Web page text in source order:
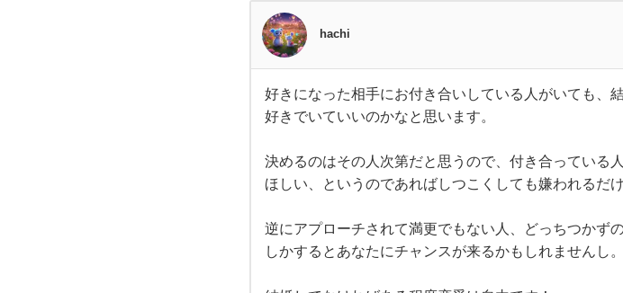
ま
っ
た経
験の
あ
る人
は
hachi
好き
にな
にお
付き
合い
いる
人が
いて
も、
好きになった相手にお付き合いしている人がいても、
好きでいていいのかなと思います。
決めるのはその人次第だと思うので、付き合っている
ほしい、というのであればしつこくしても嫌われるだ
逆にアプローチされて満更でもない人、どっちつかず
しかするとあなたにチャンスが来るかもしれませんし。